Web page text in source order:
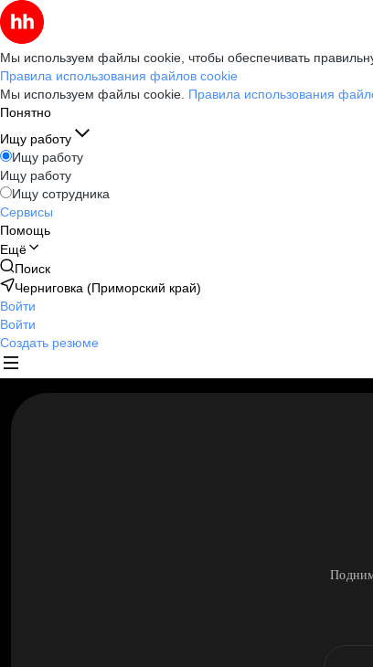
Мы используем файлы cookie, чтобы обеспечивать
Правила использования файлов cookie
Мы используем файлы cookie. Правила использования
Понятно
Ищу работу
Ищу работу
Ищу работу
Ищу сотрудника
Сервисы
Помощь
Ещё
Поиск
Черниговка (Приморский край)
Войти
Войти
Создать резюме